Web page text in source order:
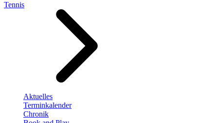
Tennis
Aktuelles
Terminkalender
Chronik